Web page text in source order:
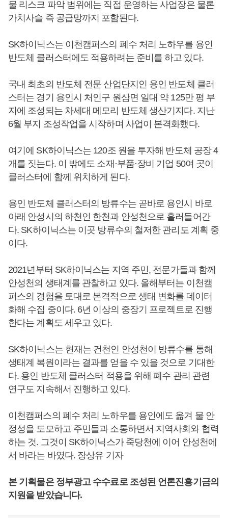
물 리스크 파악 범위에는 직접 운영하는 사업장은 물론
가치사슬 즉 공급망까지 포함된다.
SK하이닉스는 이천캠퍼스의 폐수 처리 노하우를 용인
반도체 클러스터에도 적용하려는 준비를 하고 있다.
국내 최초의 반도체 전문 산업단지인 용인 반도체 클러
스터는 경기 용인시 처인구 원삼면 일대 약 125만 평 부
지에 조성되는 차세대 메모리 반도체 생산기지다. 지난
6월 부지 조성작업을 시작하며 사업이 본격화했다.
여기에 SK하이닉스는 120조 원을 투자해 반도체 공장 4
개를 짓는다. 이 밖에도 소재·부품·장비 기업 50여 곳이
클러스터에 함께 위치하게 된다.
용인 반도체 클러스터의 방류수는 곧바로 용인시 바로
아래 안성시의 하천인 한천과 안성천으로 흘러들어간
다. SK하이닉스는 이곳 방류수의 철저한 관리도 계획 중
이다.
2021년부터 SK하이닉스는 지역 주민, 전문가들과 함께
안성천의 생태계를 관찰하고 있다. 올해부터는 이천캠
퍼스의 경험을 토대로 본격적으로 생태 변화를 데이터
화해 수집 중이다. 6년 이상의 중장기 프로젝트로 진행
한다는 계획도 세우고 있다.
SK하이닉스는 현재는 건천인 안성천이 방류수를 통해
생태계 복원이라는 결과를 얻을 수 있을 것으로 기대한
다. 용인 반도체 클러스터 적용을 위해 폐수 관리 관련
연구도 지속해서 진행하고 있다.
이천캠퍼스의 폐수 처리 노하우를 용인에도 옮겨 물 안
정성을 도모하고 주민들과 소통하면서 지역사회와 협력
하는 것. 그것이 SK하이닉스가 죽당천에 이어 안성천에
서 바라는 바였다. 장상유 기자
본 기획물은 정부광고 수수료로 조성된 언론진흥기금의
지원을 받았습니다.